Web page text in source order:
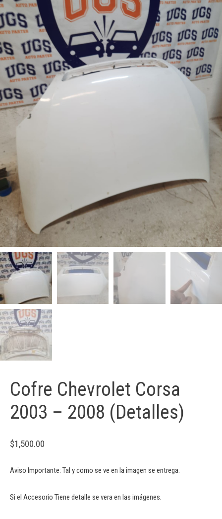
Cofre Chevrolet Corsa
2003 – 2008 (Detalles)
$1,500.00
Aviso Importante: Tal y como se ve en la imagen se entrega.
Si el Accesorio Tiene detalle se vera en las imágenes.